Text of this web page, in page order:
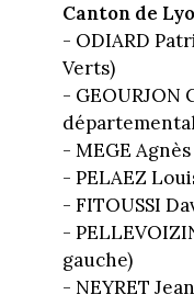
Canton de
- ODIARD
Verts)
-
- MEGE Agnès
- PELAEZ
- FITOUSSI
-
gauche)
- NEYRET